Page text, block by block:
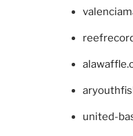
united-